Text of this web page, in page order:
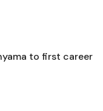
to first career